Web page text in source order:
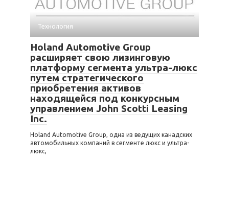
Технология
Holand Automotive Group
расширяет свою лизинговую
платформу сегмента ультра-люкс
путем стратегического
приобретения активов
находящейся под конкурсным
управлением John Scotti Leasing
Inc.
Holand Automotive Group, одна из ведущих канадских
автомобильных компаний в сегменте люкс и ультра-
люкс,